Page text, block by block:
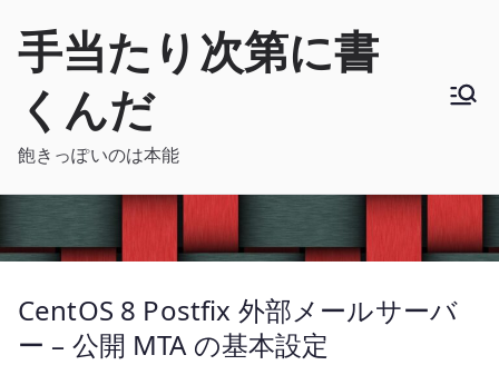
手当たり次第に書
くんだ
飽きっぽいのは本能
CentOS 8 Postfix 外部メールサーバ
ー – 公開 MTA の基本設定